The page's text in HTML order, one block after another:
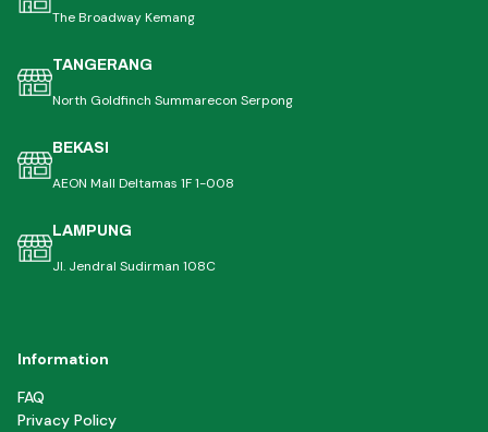
The Broadway Kemang
TANGERANG
North Goldfinch Summarecon Serpong
BEKASI
AEON Mall Deltamas 1F 1-008
LAMPUNG
Jl. Jendral Sudirman 108C
Information
FAQ
Privacy Policy